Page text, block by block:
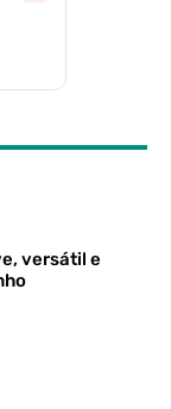
versátil e